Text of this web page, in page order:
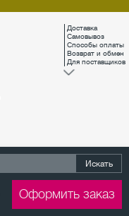
Доставка
Самовывоз
Способы оплаты
Возврат и обмен
Для поставщиков
Искать
Оформить заказ